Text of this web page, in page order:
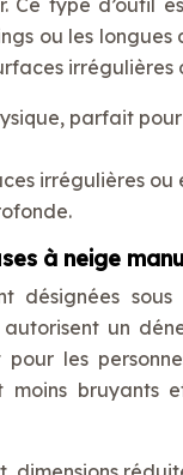
Ce type d’outil
ou les
irrégulières
parfait
irrégulières ou
à neige
désignées
un
les
moins bruyants